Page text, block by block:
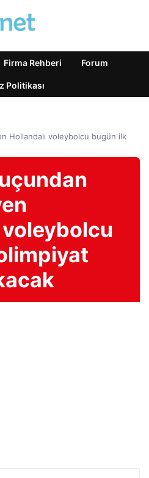
Firma Rehberi Forum
Politikası
Hollandalı voleybolcu bugün ilk
voleybolcu